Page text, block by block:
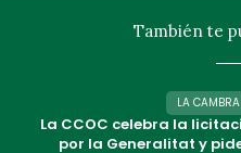
También te
LA CAMBRA
La CCOC celebra la
por la Generalitat y